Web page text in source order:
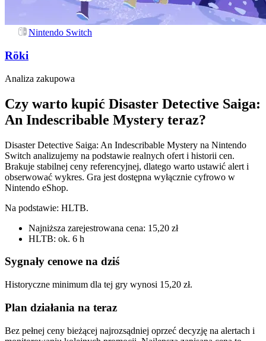
Nintendo Switch
Röki
Analiza zakupowa
Czy warto kupić Disaster Detective Saiga:
An Indescribable Mystery teraz?
Disaster Detective Saiga: An Indescribable Mystery na Nintendo
Switch analizujemy na podstawie realnych ofert i historii cen.
Brakuje stabilnej ceny referencyjnej, dlatego warto ustawić alert i
obserwować wykres. Gra jest dostępna wyłącznie cyfrowo w
Nintendo eShop.
Na podstawie: HLTB.
Najniższa zarejestrowana cena: 15,20 zł
HLTB: ok. 6 h
Sygnały cenowe na dziś
Historyczne minimum dla tej gry wynosi 15,20 zł.
Plan działania na teraz
Bez pełnej ceny bieżącej najrozsądniej oprzeć decyzję na alertach i